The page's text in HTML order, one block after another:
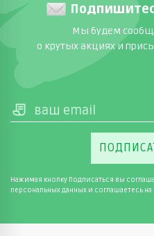
Мы будем
о крутых акциях и
Нажимая кнопку Подписаться вы
персональных данных и соглашаетесь